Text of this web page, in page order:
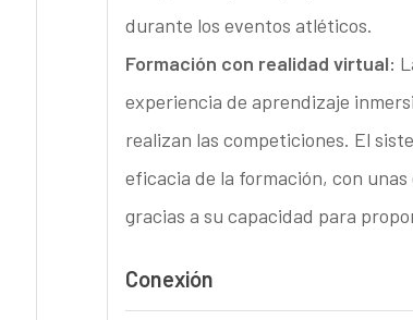
durante los eventos atléticos.
Formación con realidad virtual:
experiencia de aprendizaje
realizan las competiciones. El
eficacia de la formación, con
gracias a su capacidad para
Conexión